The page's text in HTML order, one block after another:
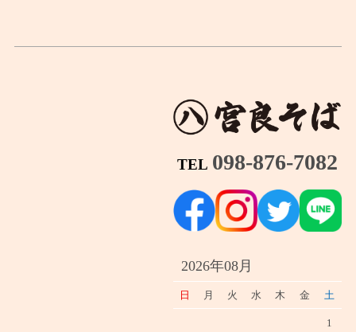
TEL 098-876-7082
2026年08月
日 月 火 水 木 金 土
1